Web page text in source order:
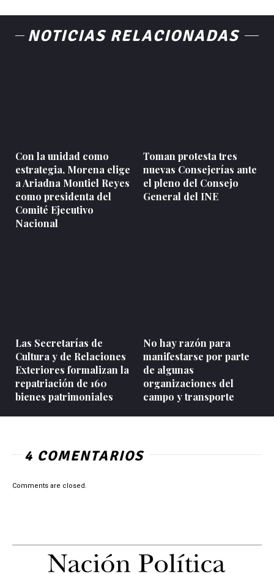
NOTICIAS RELACIONADAS
Con la unidad como
estrategia, Morena elige
a Ariadna Montiel Reyes
como presidenta del
Comité Ejecutivo
Nacional
Toman protesta tres
nuevas Consejerías ante
el pleno del Consejo
General del INE
Las Secretarías de
Cultura y de Relaciones
Exteriores formalizan la
repatriación de 160
bienes patrimoniales
No hay razón para
manifestarse por parte
de algunas
organizaciones del
campo y transporte
4 COMENTARIOS
Comments are closed.